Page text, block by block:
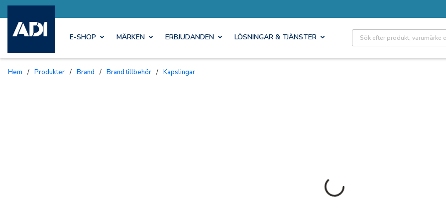
E-SHOP MÄRKEN ERBJUDANDEN LÖSNINGAR & TJÄNSTER Site Search
Hem / Produkter / Brand / Brand tillbehör / Kapslingar